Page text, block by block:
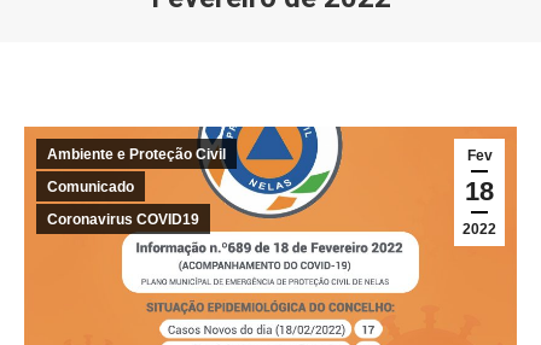
Fev
18
2022
Ambiente e Proteção Civil
Comunicado
Coronavirus COVID19